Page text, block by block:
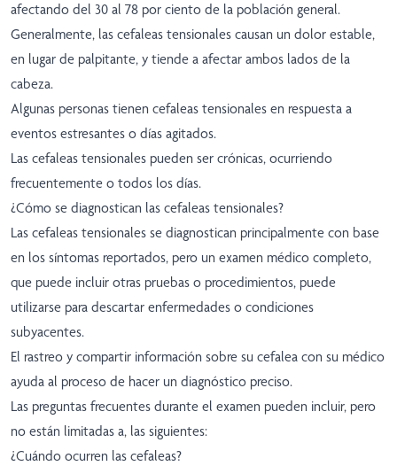
afectando del 30 al 78 por ciento de la población general.
Generalmente, las cefaleas tensionales causan un dolor estable,
en lugar de palpitante, y tiende a afectar ambos lados de la
cabeza.
Algunas personas tienen cefaleas tensionales en respuesta a
eventos estresantes o días agitados.
Las cefaleas tensionales pueden ser crónicas, ocurriendo
frecuentemente o todos los días.
¿Cómo se diagnostican las cefaleas tensionales?
Las cefaleas tensionales se diagnostican principalmente con base
en los síntomas reportados, pero un examen médico completo,
que puede incluir otras pruebas o procedimientos, puede
utilizarse para descartar enfermedades o condiciones
subyacentes.
El rastreo y compartir información sobre su cefalea con su médico
ayuda al proceso de hacer un diagnóstico preciso.
Las preguntas frecuentes durante el examen pueden incluir, pero
no están limitadas a, las siguientes:
¿Cuándo ocurren las cefaleas?